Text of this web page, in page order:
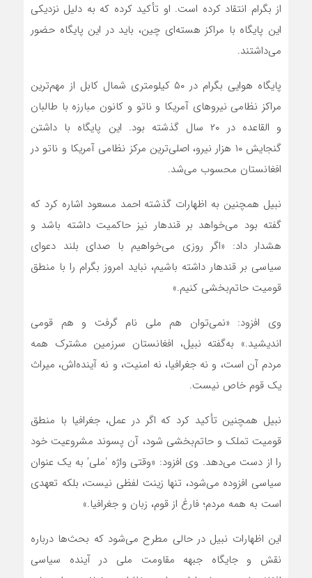
از بگرام انتقاد کرده است. او تأکید کرده که به دلیل نزدیکی
این پایگاه با مراکز هسته‌ای چین، باید در این پایگاه حضور
می‌داشتند.
پایگاه هوایی بگرام در ۵۰ کیلومتری شمال کابل از مهم‌ترین
مراکز نظامی نیروهای آمریکا و ناتو و کانون مبارزه با طالبان
و القاعده در ۲۰ سال گذشته بود. این پایگاه با داشتن
گنجایش ۱۰ هزار نیرو، اصلی‌ترین مرکز نظامی آمریکا و ناتو در
افغانستان محسوب می‌شد.
نبیل همچنین به اظهارات گذشته احمد مسعود اشاره کرد که
گفته بود می‌خواهد بر قندهار نیز حاکمیت داشته باشد و
هشدار داد: «اگر روزی می‌خواهیم با صدای بلند دعوای
سیاسی بر قندهار داشته باشیم، نباید امروز بگرام را با منطق
قومیت حاتم‌بخشی کنیم.»
وی افزود: «نمی‌توان هم ملی نام گرفت و هم قومی
اندیشید.» به‌گفته نبیل، افغانستان سرزمین مشترک همه
مردم آن است، و نه جغرافیا، نه امنیت، و نه آینده‌اش، میراث
یک قوم خاص نیست.
نبیل همچنین تأکید کرد که اگر در عمل، جغرافیا با منطق
قومیت تملک و حاتم‌بخشی شود، آن پسوند مشروعیت خود
را از دست می‌دهد. وی افزود: «وقتی واژه ‘ملی’ به یک عنوان
سیاسی افزوده می‌شود، تنها زینت لفظی نیست، بلکه تعهدی
است به همه مردم؛ فارغ از قوم، زبان و جغرافیا.»
این اظهارات نبیل در حالی مطرح می‌شود که بحث‌ها درباره
نقش و جایگاه جبهه مقاومت ملی در آینده سیاسی